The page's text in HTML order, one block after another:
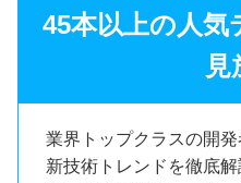
45本以上の人
見
業界トップクラスの開
新技術トレンドを徹底解